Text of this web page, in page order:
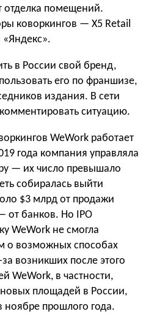
отделка помещений.
коворкингов — X5 Retail
в России свой бренд,
его по франшизе,
издания. В сети
ситуацию.
WeWork работает
года компания управляла
— их число превышало
собиралась выйти
$3 млрд от продажи
от банков. Но IPO
WeWork не смогла
о возможных способах
возникших после этого
WeWork, в частности,
площадей в России,
ноябре прошлого года.